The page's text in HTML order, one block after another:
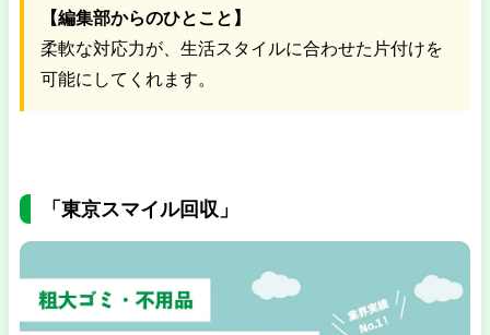
【編集部からのひとこと】
柔軟な対応力が、生活スタイルに合わせた片付けを
可能にしてくれます。
「東京スマイル回収」